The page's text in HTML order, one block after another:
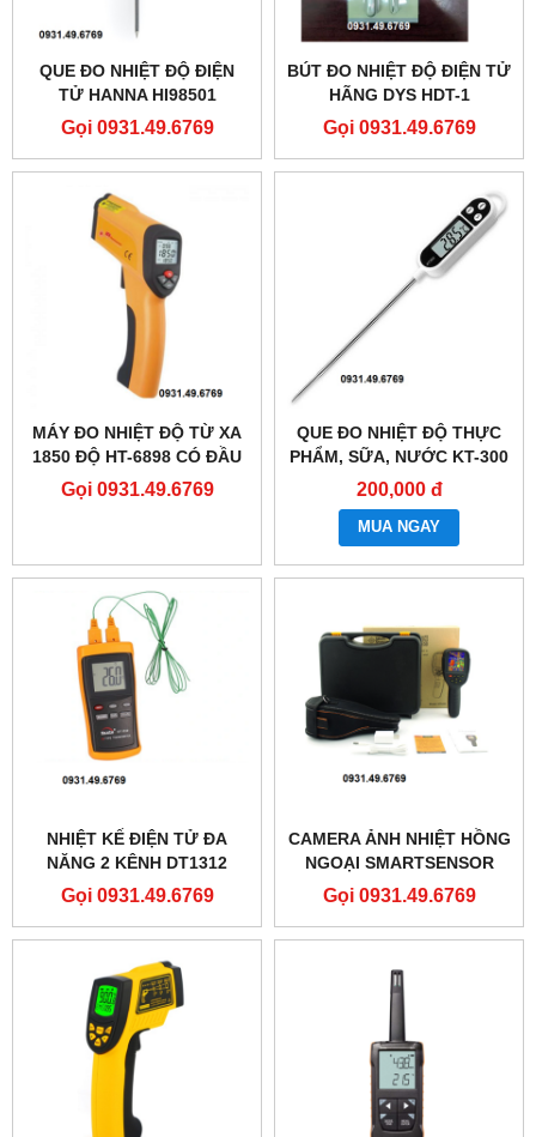
QUE ĐO NHIỆT ĐỘ ĐIỆN
TỬ HANNA HI98501
Gọi 0931.49.6769
BÚT ĐO NHIỆT ĐỘ ĐIỆN TỬ
HÃNG DYS HDT-1
Gọi 0931.49.6769
MÁY ĐO NHIỆT ĐỘ TỪ XA
1850 ĐỘ HT-6898 CÓ ĐẦU
DÒ TIẾP XÚC K
Gọi 0931.49.6769
QUE ĐO NHIỆT ĐỘ THỰC
PHẨM, SỮA, NƯỚC KT-300
200,000 đ
MUA NGAY
NHIỆT KẾ ĐIỆN TỬ ĐA
NĂNG 2 KÊNH DT1312
Gọi 0931.49.6769
CAMERA ẢNH NHIỆT HỒNG
NGOẠI SMARTSENSOR
ST9450
Gọi 0931.49.6769